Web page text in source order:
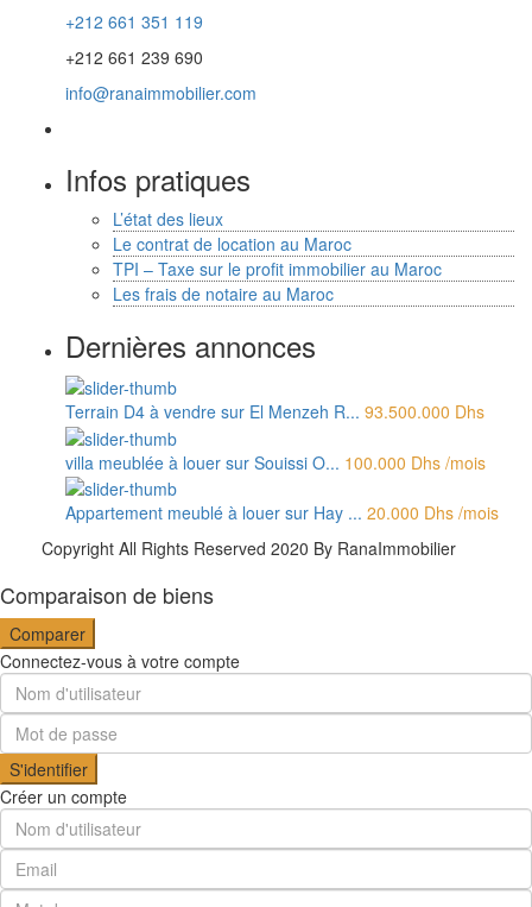
+212 661 351 119
+212 661 239 690
info@ranaimmobilier.com
Infos pratiques
L’état des lieux
Le contrat de location au Maroc
TPI – Taxe sur le profit immobilier au Maroc
Les frais de notaire au Maroc
Dernières annonces
Terrain D4 à vendre sur El Menzeh R... 93.500.000 Dhs
villa meublée à louer sur Souissi O... 100.000 Dhs /mois
Appartement meublé à louer sur Hay ... 20.000 Dhs /mois
Copyright All Rights Reserved 2020 By RanaImmobilier
Comparaison de biens
Comparer
Connectez-vous à votre compte
S'identifier
Créer un compte